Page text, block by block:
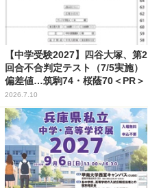
【中学受験2027】四谷大塚、第2
回合不合判定テスト（7/5実施）
偏差値…筑駒74・桜蔭70＜PR＞
2026.7.10